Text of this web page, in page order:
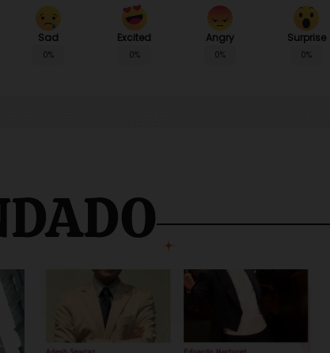
Sad
0%
Excited
0%
Angry
0%
Surprise
0%